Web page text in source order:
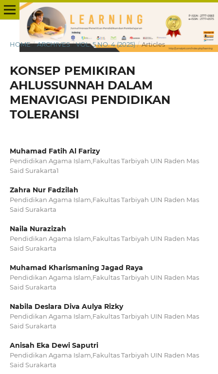
HOME / ARCHIVES / VOL. 5 NO. 4 (2025) / Articles
KONSEP PEMIKIRAN
AHLUSSUNNAH DALAM
MENAVIGASI PENDIDIKAN
TOLERANSI
Muhamad Fatih Al Farizy
Pendidikan Agama Islam,Fakultas Tarbiyah UIN Raden Mas
Said Surakarta1
Zahra Nur Fadzilah
Pendidikan Agama Islam,Fakultas Tarbiyah UIN Raden Mas
Said Surakarta
Naila Nurazizah
Pendidikan Agama Islam,Fakultas Tarbiyah UIN Raden Mas
Said Surakarta
Muhamad Kharismaning Jagad Raya
Pendidikan Agama Islam,Fakultas Tarbiyah UIN Raden Mas
Said Surakarta
Nabila Deslara Diva Aulya Rizky
Pendidikan Agama Islam,Fakultas Tarbiyah UIN Raden Mas
Said Surakarta
Anisah Eka Dewi Saputri
Pendidikan Agama Islam,Fakultas Tarbiyah UIN Raden Mas
Said Surakarta